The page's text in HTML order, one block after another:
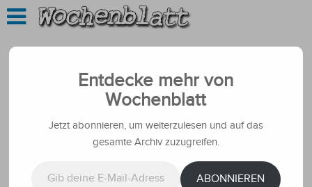
Entdecke mehr von
Wochenblatt
Jetzt abonnieren, um weiterzulesen und auf das
gesamte Archiv zuzugreifen.
ABONNIEREN